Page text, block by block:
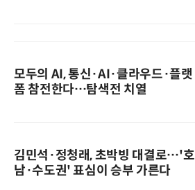
모두의 AI, 통신·AI·클라우드·플랫
폼 참전한다…탐색전 치열
김민석·정청래, 초박빙 대결로…'호
남·수도권' 표심이 승부 가른다